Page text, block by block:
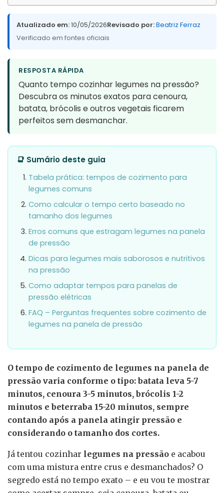
Atualizado em:10/05/2026Revisado por:Beatriz Ferraz
Verificado em fontes oficiais
RESPOSTA RÁPIDA
Quanto tempo cozinhar legumes na pressão?
Descubra os minutos exatos para cenoura,
batata, brócolis e outros vegetais ficarem
perfeitos sem desmanchar.
📑 Sumário deste guia
Tabela prática: tempos de cozimento para
legumes comuns
Como calcular o tempo certo baseado no
tamanho dos legumes
Erros comuns que estragam legumes na panela
de pressão
Dicas para legumes mais saborosos e nutritivos
na pressão
Como adaptar tempos para panelas de
pressão elétricas
FAQ – Perguntas frequentes sobre cozimento de
legumes na panela de pressão
O tempo de cozimento de legumes na panela de
pressão varia conforme o tipo: batata leva 5-7
minutos, cenoura 3-5 minutos, brócolis 1-2
minutos e beterraba 15-20 minutos, sempre
contando após a panela atingir pressão e
considerando o tamanho dos cortes.
Já tentou cozinhar legumes na pressão e acabou
com uma mistura entre crus e desmanchados? O
segredo está no tempo exato – e eu vou te mostrar